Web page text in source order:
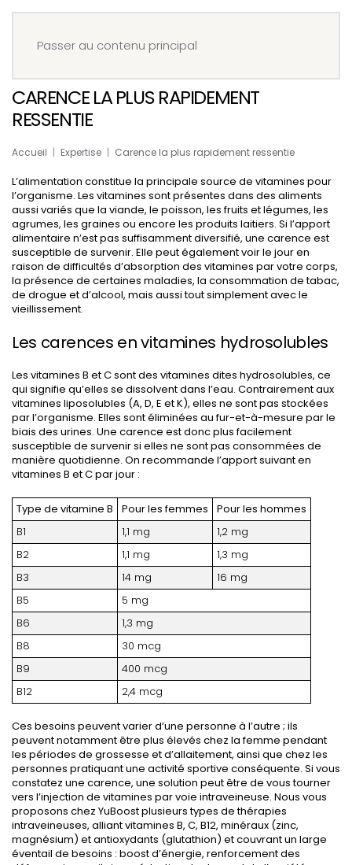
Passer au contenu principal
CARENCE LA PLUS RAPIDEMENT
RESSENTIE
Accueil Expertise Carence la plus rapidement ressentie
L’alimentation constitue la principale source de vitamines pour
l’organisme. Les vitamines sont présentes dans des aliments
aussi variés que la viande, le poisson, les fruits et légumes, les
agrumes, les graines ou encore les produits laitiers. Si l’apport
alimentaire n’est pas suffisamment diversifié, une carence est
susceptible de survenir. Elle peut également voir le jour en
raison de difficultés d’absorption des vitamines par votre corps,
la présence de certaines maladies, la consommation de tabac,
de drogue et d’alcool, mais aussi tout simplement avec le
vieillissement.
Les carences en vitamines hydrosolubles
Les vitamines B et C sont des vitamines dites hydrosolubles, ce
qui signifie qu’elles se dissolvent dans l’eau. Contrairement aux
vitamines liposolubles (A, D, E et K), elles ne sont pas stockées
par l’organisme. Elles sont éliminées au fur-et-à-mesure par le
biais des urines. Une carence est donc plus facilement
susceptible de survenir si elles ne sont pas consommées de
manière quotidienne. On recommande l’apport suivant en
vitamines B et C par jour :
Type de vitamine B Pour les femmes
Pour les hommes
B1
1,1 mg
1,2 mg
B2
1,1 mg
1,3 mg
B3
14 mg
16 mg
B5
5 mg
B6
1,3 mg
B8
30 mcg
B9
400 mcg
B12
2,4 mcg
Ces besoins peuvent varier d’une personne à l’autre ; ils
peuvent notamment être plus élevés chez la femme pendant
les périodes de grossesse et d’allaitement, ainsi que chez les
personnes pratiquant une activité sportive conséquente. Si vous
constatez une carence, une solution peut être de vous tourner
vers l’injection de vitamines par voie intraveineuse. Nous vous
proposons chez YuBoost plusieurs types de thérapies
intraveineuses, alliant vitamines B, C, B12, minéraux (zinc,
magnésium) et antioxydants (glutathion) et couvrant un large
éventail de besoins : boost d’énergie, renforcement des